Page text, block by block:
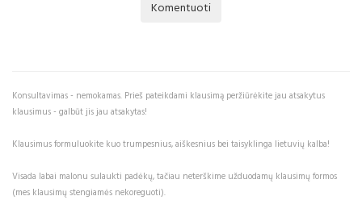
Komentuoti
Konsultavimas - nemokamas. Prieš pateikdami klausimą peržiūrėkite jau atsakytus
klausimus - galbūt jis jau atsakytas!
Klausimus formuluokite kuo trumpesnius, aiškesnius bei taisyklinga lietuvių kalba!
Visada labai malonu sulaukti padėkų, tačiau neterškime užduodamų klausimų formos
(mes klausimų stengiamės nekoreguoti).